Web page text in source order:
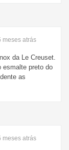
meses atrás
da Le Creuset.
esmalte preto do
as
meses atrás